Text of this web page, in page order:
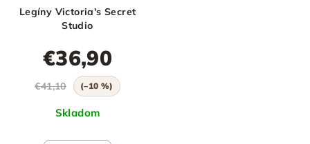
Legíny Victoria's Secret
Studio
€36,90
€41,10 (–10 %)
Skladom